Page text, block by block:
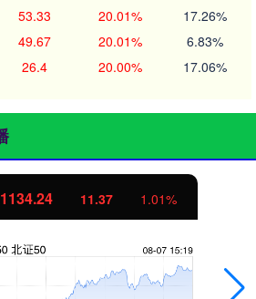
53.33 20.01% 17.26%
49.67 20.01% 6.83%
26.4 20.00% 17.06%
1134.24 11.37 1.01%